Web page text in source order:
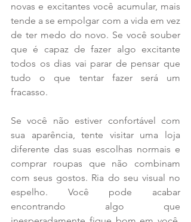
novas e excitantes você acumular, mais
tende a se empolgar com a vida em vez
de ter medo do novo. Se você souber
que é capaz de fazer algo excitante
todos os dias vai parar de pensar que
tudo o que tentar fazer será um
fracasso.
Se você não estiver confortável com
sua aparência, tente visitar uma loja
diferente das suas escolhas normais e
comprar roupas que não combinam
com seus gostos. Ria do seu visual no
espelho. Você pode acabar
encontrando algo que